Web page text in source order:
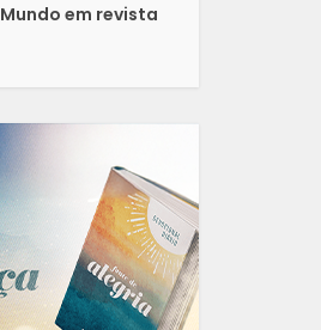
Mundo em revista